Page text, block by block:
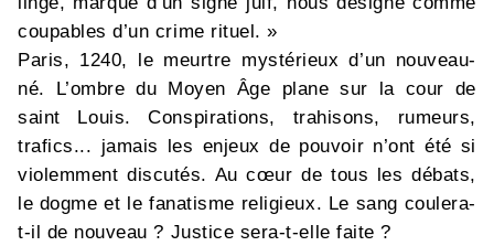
coupables d’un crime rituel. »
Paris, 1240, le meurtre mystérieux d’un nouveau-
né. L’ombre du Moyen Âge plane sur la cour de
saint Louis. Conspirations, trahisons, rumeurs,
trafics... jamais les enjeux de pouvoir n’ont été si
violemment discutés. Au cœur de tous les débats,
le dogme et le fanatisme religieux. Le sang coulera-
t-il de nouveau ? Justice sera-t-elle faite ?